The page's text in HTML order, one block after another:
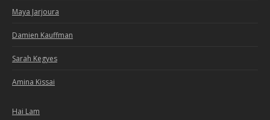
Maya Jarjoura
Damien Kauffman
Sarah Kegyes
Amina Kissai
Hai Lam